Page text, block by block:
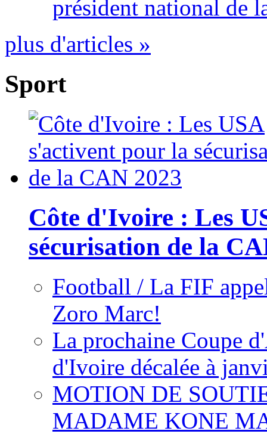
président national de
plus d'articles »
Sport
Côte d'Ivoire : Les
sécurisation de la
Football / La FIF
Zoro Marc!
La prochaine Coupe
d'Ivoire décalée à
MOTION DE
MADAME KONE